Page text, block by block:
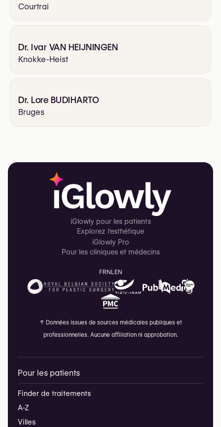
Courtrai
Dr. Ivar VAN HEIJNINGEN
Knokke-Heist
Dr. Lore BUDIHARTO
Bruges
iGlowly pour les patients
Explorez l'esthétique
iGlowly Pro
Pour les cliniques et médecins
FRNL EN
↑ Données issues de sources médicales publiques et
professionnelles. Aucune affiliation ni approbation.
Pour les patients
Finder de traitements
A-Z
Villes